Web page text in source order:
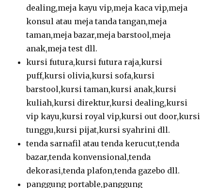
dealing,meja kayu vip,meja kaca vip,meja
konsul atau meja tanda tangan,meja
taman,meja bazar,meja barstool,meja
anak,meja test dll.
kursi futura,kursi futura raja,kursi
puff,kursi olivia,kursi sofa,kursi
barstool,kursi taman,kursi anak,kursi
kuliah,kursi direktur,kursi dealing,kursi
vip kayu,kursi royal vip,kursi out door,kursi
tunggu,kursi pijat,kursi syahrini dll.
tenda sarnafil atau tenda kerucut,tenda
bazar,tenda konvensional,tenda
dekorasi,tenda plafon,tenda gazebo dll.
panggung portable,panggung